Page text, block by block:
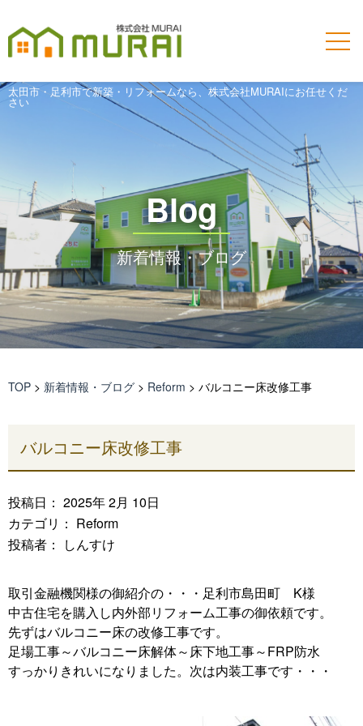
太田市・足利市で新築・リフォームなら、株式会社MURAIにお任せくだ
さい
Blog
新着情報・ブログ
TOP > 新着情報・ブログ > Reform > バルコニー床改修工事
バルコニー床改修工事
投稿日： 2025年 2月 10日
カテゴリ： Reform
投稿者： しんすけ
取引金融機関様の御紹介の・・・足利市島田町 K様
中古住宅を購入し内外部リフォーム工事の御依頼です。
先ずはバルコニー床の改修工事です。
足場工事～バルコニー床解体～床下地工事～FRP防水
すっかりきれいになりました。次は内装工事です・・・